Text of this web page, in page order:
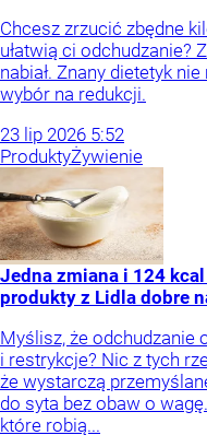
Chcesz zrzucić zbędne
ułatwią ci odchudzanie?
nabiał. Znany dietetyk
wybór na redukcji.
23 lip 2026 5:52
ProduktyŻywienie
Jedna zmiana i 124
produkty z Lidla dobre
Myślisz, że odchudzanie
i restrykcje? Nic z tych
że wystarczą
do syta bez obaw o
które robią...